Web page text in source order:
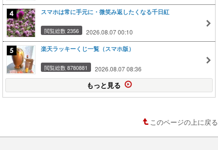
スマホは常に手元に・微笑み返したくなる千日紅
閲覧総数 2356 2026.08.07 00:10
楽天ラッキーくじ一覧（スマホ版）
閲覧総数 8780881 2026.08.07 08:36
もっと見る
このページの上に戻る